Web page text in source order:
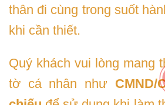
thân đi cùng trong suốt
khi cần thiết.
Quý khách vui lòng mang
tờ cá nhân như CMND/